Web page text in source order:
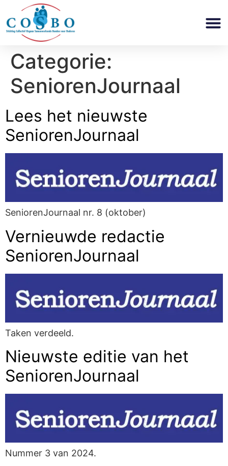
Categorie:
SeniorenJournaal
Lees het nieuwste
SeniorenJournaal
SeniorenJournaal nr. 8 (oktober)
Vernieuwde redactie
SeniorenJournaal
Taken verdeeld.
Nieuwste editie van het
SeniorenJournaal
Nummer 3 van 2024.